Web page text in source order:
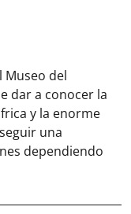
Museo del
dar a conocer la
y la enorme
una
dependiendo